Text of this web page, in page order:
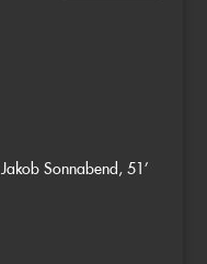
Jakob Sonnabend, 51’